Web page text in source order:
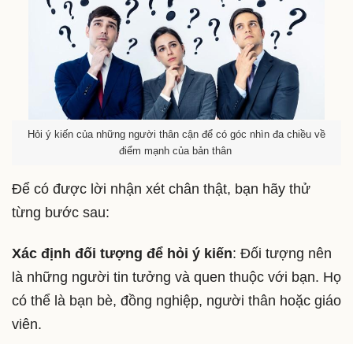
Hỏi ý kiến của những người thân cận để có góc nhìn đa chiều về
điểm mạnh của bản thân
Để có được lời nhận xét chân thật, bạn hãy thử
từng bước sau:
Xác định đối tượng để hỏi ý kiến: Đối tượng nên
là những người tin tưởng và quen thuộc với bạn. Họ
có thể là bạn bè, đồng nghiệp, người thân hoặc giáo
viên.